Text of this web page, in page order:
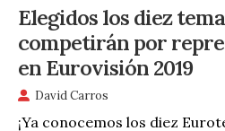
Elegidos los diez
competirán por
en Eurovisión 2019
David Carros
¡Ya conocemos los diez